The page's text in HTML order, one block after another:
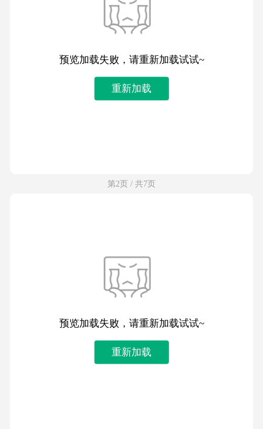
预览加载失败，请重新加载试试~
重新加载
第2页 / 共7页
预览加载失败，请重新加载试试~
重新加载